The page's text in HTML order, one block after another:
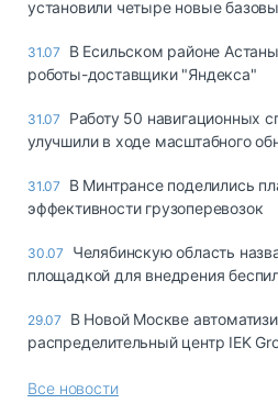
установили четыре новые
31.07
В Есильском районе
роботы-доставщики "Яндекса"
31.07
Работу 50 навигационных
улучшили в ходе масштабного
31.07
В Минтрансе поделились
эффективности грузоперевозок
30.07
Челябинскую область
площадкой для внедрения
29.07
В Новой Москве
распределительный центр IEK
Все новости